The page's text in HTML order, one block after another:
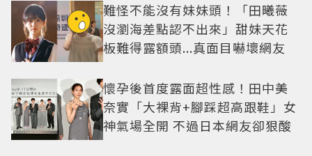
難怪不能沒有妹妹頭！「田曦薇
沒瀏海差點認不出來」甜妹天花
板難得露額頭...真面目嚇壞網友
懷孕後首度露面超性感！田中美
奈實「大裸背+腳踩超高跟鞋」女
神氣場全開 不過日本網友卻狠酸